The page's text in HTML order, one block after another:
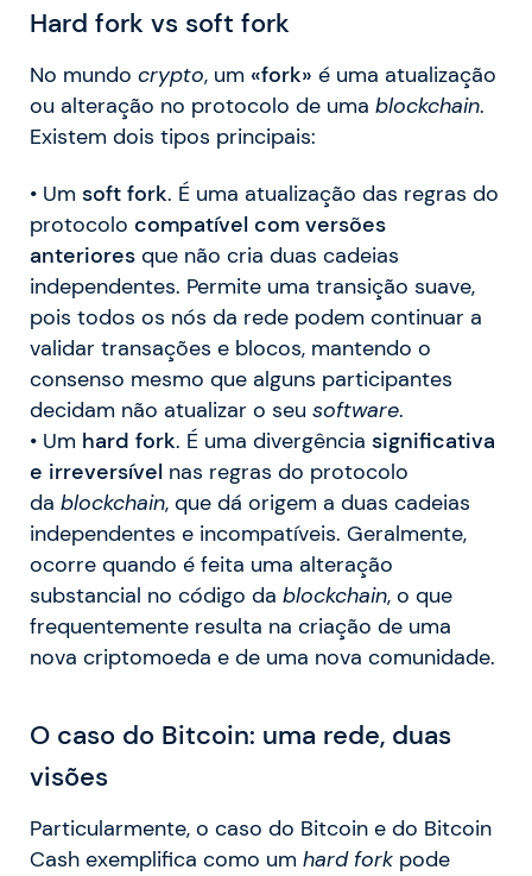
Hard fork vs soft fork
No mundo crypto, um «fork» é uma atualização
ou alteração no protocolo de uma blockchain.
Existem dois tipos principais:
• Um soft fork. É uma atualização das regras do
protocolo compatível com versões
anteriores que não cria duas cadeias
independentes. Permite uma transição suave,
pois todos os nós da rede podem continuar a
validar transações e blocos, mantendo o
consenso mesmo que alguns participantes
decidam não atualizar o seu software.
• Um hard fork. É uma divergência significativa
e irreversível nas regras do protocolo
da blockchain, que dá origem a duas cadeias
independentes e incompatíveis. Geralmente,
ocorre quando é feita uma alteração
substancial no código da blockchain, o que
frequentemente resulta na criação de uma
nova criptomoeda e de uma nova comunidade.
O caso do Bitcoin: uma rede, duas
visões
Particularmente, o caso do Bitcoin e do Bitcoin
Cash exemplifica como um hard fork pode